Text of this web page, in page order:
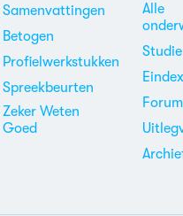
Samenvattingen
Betogen
Profielwerkstukken
Spreekbeurten
Zeker Weten
Goed
Alle
Forum